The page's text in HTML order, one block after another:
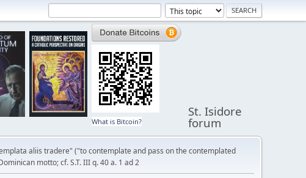
What is Bitcoin?
St. Isidore
forum
aliis tradere" ("to contemplate and pass on the contemplated
motto; cf. S.T. III q. 40 a. 1 ad 2